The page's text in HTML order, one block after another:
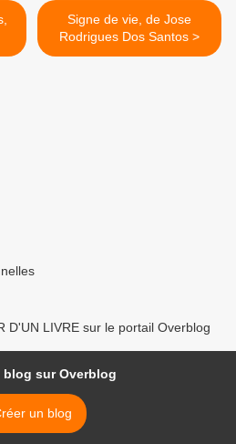
Signe de vie, de Jose
Rodrigues Dos Santos >
D'UN LIVRE sur le portail Overblog
blog sur Overblog
un blog